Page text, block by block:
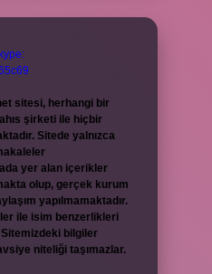
sitesi, herhangi bir
şirketi ile hiçbir
Sitede yalnızca
yer alan içerikler
olup, gerçek kurum
yapılmamaktadır.
ile isim benzerlikleri
bilgiler
niteliği taşımazlar.